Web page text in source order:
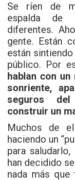
Se ríen de
espalda de
diferentes.
gente. Están
están
público. Por
hablan con
sonriente,
seguros
construir un
Muchos de
haciendo un
para
han decidido
nada más